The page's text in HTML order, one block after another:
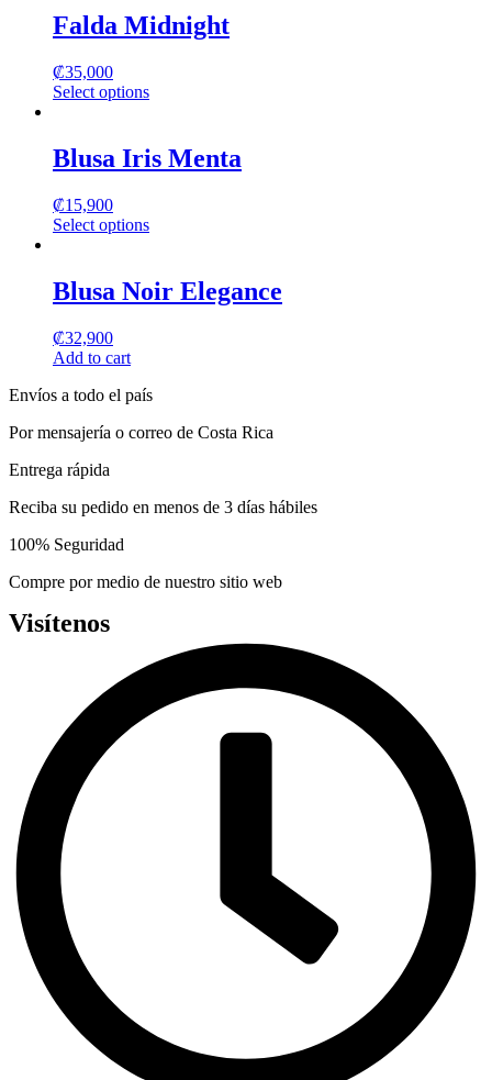
Falda Midnight
₡35,000
Select options
has
multiple
The
options
chosen
on
the
product
page
Blusa Iris Menta
₡15,900
Select options
has
multiple
The
options
be
on
product
page
Blusa Noir Elegance
₡32,900
Add to cart
Envíos a todo el país
Por mensajería o correo de Costa Rica
Entrega rápida
Reciba su pedido en menos de 3 días hábiles
100% Seguridad
Compre por medio de nuestro sitio web
Visítenos